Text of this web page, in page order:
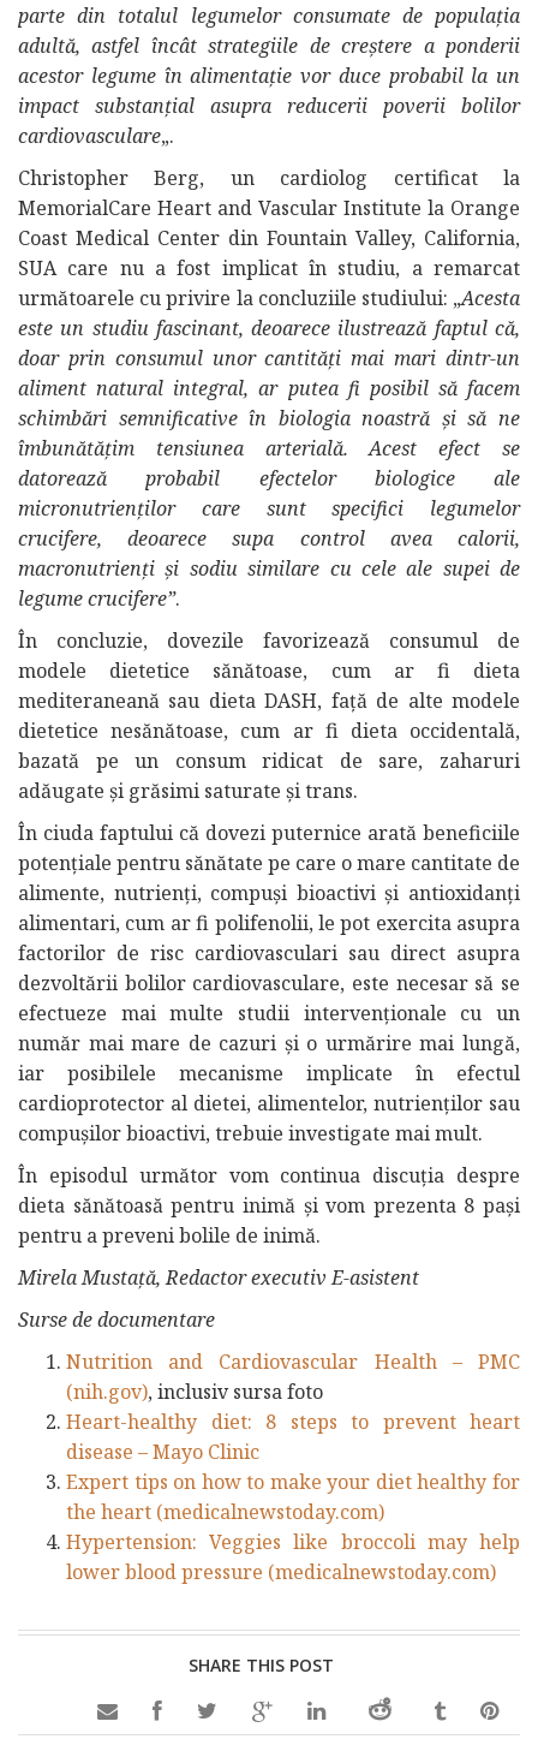
parte din totalul legumelor consumate de populația
adultă, astfel încât strategiile de creștere a ponderii
acestor legume în alimentație vor duce probabil la un
impact substanțial asupra reducerii poverii bolilor
cardiovasculare„.
Christopher Berg, un cardiolog certificat la
MemorialCare Heart and Vascular Institute la Orange
Coast Medical Center din Fountain Valley, California,
SUA care nu a fost implicat în studiu, a remarcat
următoarele cu privire la concluziile studiului: „Acesta
este un studiu fascinant, deoarece ilustrează faptul că,
doar prin consumul unor cantități mai mari dintr-un
aliment natural integral, ar putea fi posibil să facem
schimbări semnificative în biologia noastră și să ne
îmbunătățim tensiunea arterială. Acest efect se
datorează probabil efectelor biologice ale
micronutrienților care sunt specifici legumelor
crucifere, deoarece supa control avea calorii,
macronutrienți și sodiu similare cu cele ale supei de
legume crucifere”.
În concluzie, dovezile favorizează consumul de
modele dietetice sănătoase, cum ar fi dieta
mediteraneană sau dieta DASH, față de alte modele
dietetice nesănătoase, cum ar fi dieta occidentală,
bazată pe un consum ridicat de sare, zaharuri
adăugate și grăsimi saturate și trans.
În ciuda faptului că dovezi puternice arată beneficiile
potențiale pentru sănătate pe care o mare cantitate de
alimente, nutrienți, compuși bioactivi și antioxidanți
alimentari, cum ar fi polifenolii, le pot exercita asupra
factorilor de risc cardiovasculari sau direct asupra
dezvoltării bolilor cardiovasculare, este necesar să se
efectueze mai multe studii intervenționale cu un
număr mai mare de cazuri și o urmărire mai lungă,
iar posibilele mecanisme implicate în efectul
cardioprotector al dietei, alimentelor, nutrienților sau
compușilor bioactivi, trebuie investigate mai mult.
În episodul următor vom continua discuția despre
dieta sănătoasă pentru inimă și vom prezenta 8 pași
pentru a preveni bolile de inimă.
Mirela Mustață, Redactor executiv E-asistent
Surse de documentare
Nutrition and Cardiovascular Health – PMC
(nih.gov), inclusiv sursa foto
Heart-healthy diet: 8 steps to prevent heart
disease – Mayo Clinic
Expert tips on how to make your diet healthy for
the heart (medicalnewstoday.com)
Hypertension: Veggies like broccoli may help
lower blood pressure (medicalnewstoday.com)
SHARE THIS POST
